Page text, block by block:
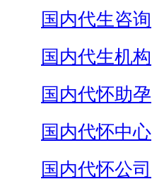
国内代生咨询
国内代生机构
国内代怀助孕
国内代怀中心
国内代怀公司